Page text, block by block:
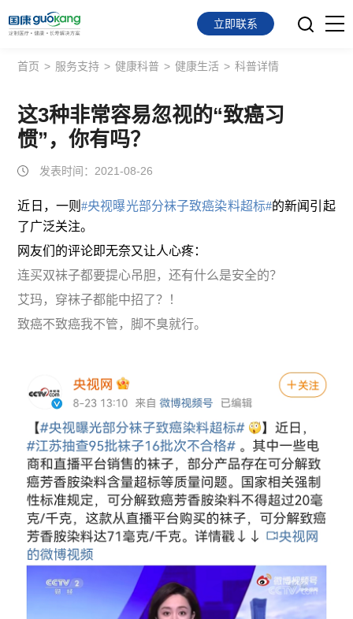
首页
面向会员
面向企业
关于我们
立即联系
首页 > 服务支持 > 健康科普 > 健康生活 > 科普详情
这3种非常容易忽视的“致癌习
惯”，你有吗？
发表时间：2021-08-26
近日，一则#央视曝光部分袜子致癌染料超标#的新闻引起
了广泛关注。
网友们的评论即无奈又让人心疼：
连买双袜子都要提心吊胆，还有什么是安全的？
艾玛，穿袜子都能中招了？！
致癌不致癌我不管，脚不臭就行。